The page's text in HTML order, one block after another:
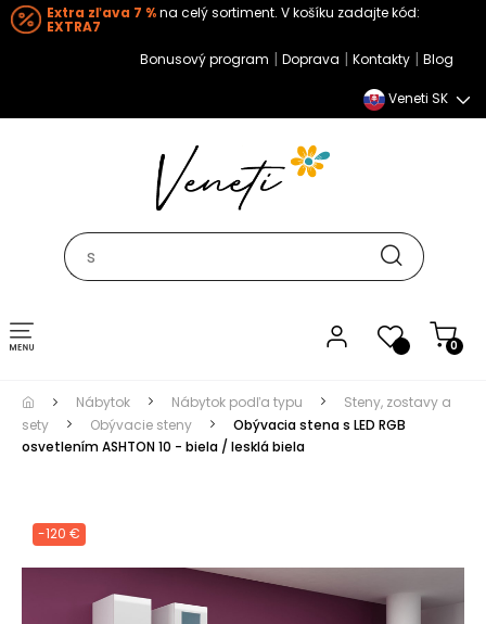
Extra zľava 7 %na celý sortiment. V košíku zadajte kód:
EXTRA7
Bonusový program | Doprava | Kontakty | Blog
Veneti SK
0
Toggle navigation
Nábytok Nábytok podľa typu
Steny, zostavy a
sety
Obývacie steny
Obývacia stena s LED RGB
osvetlením ASHTON 10 - biela / lesklá biela
-120 €